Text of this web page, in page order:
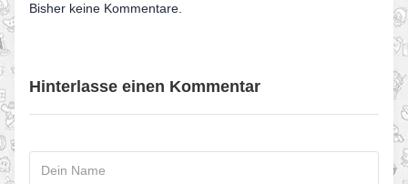
Bisher keine Kommentare.
Hinterlasse einen Kommentar